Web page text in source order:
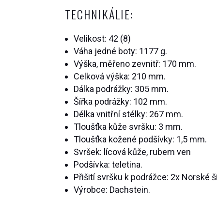
TECHNIKÁLIE:
Velikost: 42 (8)
Váha jedné boty: 1177 g.
Výška, měřeno zevnitř: 170 mm.
Celková výška: 210 mm.
Dálka podrážky: 305 mm.
Šířka podrážky: 102 mm.
Délka vnitřní stélky: 267 mm.
Tloušťka kůže svršku: 3 mm.
Tloušťka kožené podšívky: 1,5 mm.
Svršek: lícová kůže, rubem ven
Podšívka: teletina.
Přišití svršku k podrážce: 2x Norské
Výrobce: Dachstein.